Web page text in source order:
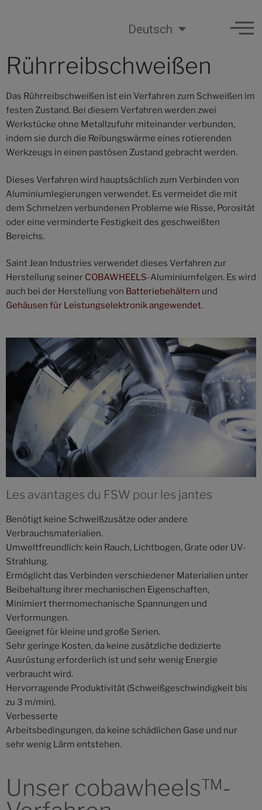
Deutsch
Rührreibschweißen
Das Rührreibschweißen ist ein Verfahren zum Schweißen im
festen Zustand. Bei diesem Verfahren werden zwei
Werkstücke ohne Metallzufuhr miteinander verbunden,
indem sie durch die Reibungswärme eines rotierenden
Werkzeugs in einen pastösen Zustand gebracht werden.
Dieses Verfahren wird hauptsächlich zum Verbinden von
Aluminiumlegierungen verwendet. Es vermeidet die mit
dem Schmelzen verbundenen Probleme wie Risse, Porosität
oder eine verminderte Festigkeit des geschweißten
Bereichs.
Saint Jean Industries verwendet dieses Verfahren zur
Herstellung seiner COBAWHEELS-Aluminiumfelgen. Es wird
auch bei der Herstellung von Batteriebehältern und
Gehäusen für Leistungselektronik angewendet.
Les avantages du FSW pour les jantes
Benötigt keine Schweißzusätze oder andere
Verbrauchsmaterialien.
Umweltfreundlich: kein Rauch, Lichtbogen, Grate oder UV-
Strahlung.
Ermöglicht das Verbinden verschiedener Materialien unter
Beibehaltung ihrer mechanischen Eigenschaften,
Minimiert thermomechanische Spannungen und
Verformungen.
Geeignet für kleine und große Serien.
Sehr geringe Kosten, da keine zusätzliche dedizierte
Ausrüstung erforderlich ist und sehr wenig Energie
verbraucht wird.
Hervorragende Produktivität (Schweißgeschwindigkeit bis
zu 3 m/min).
Verbesserte
Arbeitsbedingungen, da keine schädlichen Gase und nur
sehr wenig Lärm entstehen.
Unser cobawheels™-